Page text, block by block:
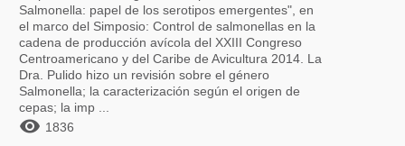
Salmonella: papel de los serotipos emergentes", en
el marco del Simposio: Control de salmonellas en la
cadena de producción avícola del XXIII Congreso
Centroamericano y del Caribe de Avicultura 2014. La
Dra. Pulido hizo un revisión sobre el género
Salmonella; la caracterización según el origen de
cepas; la imp ...
 1836